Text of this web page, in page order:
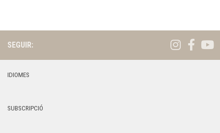
SEGUIR:
IDIOMES
SUBSCRIPCIÓ